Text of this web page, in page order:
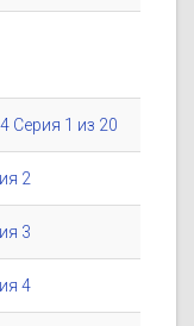
Серия 1 из 20
2
3
4